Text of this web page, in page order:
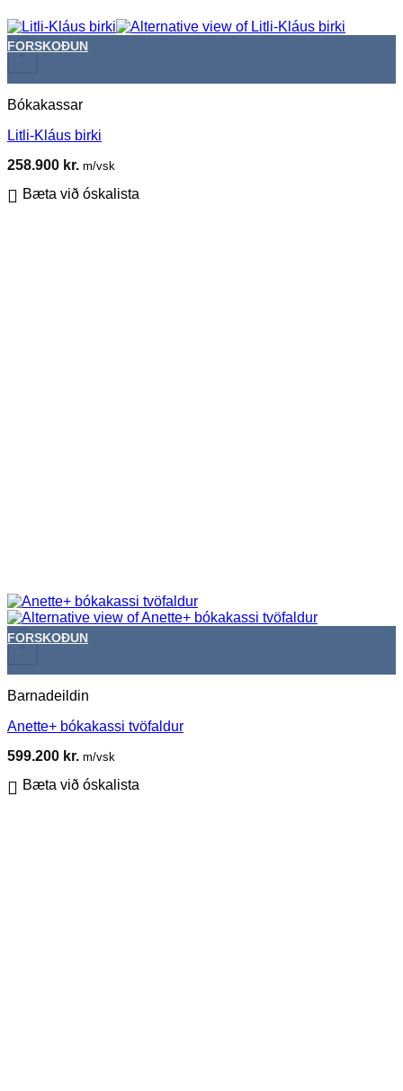
+
FORSKOÐUN
Bókakassar
Litli-Kláus birki
258.900 kr. m/vsk
Bæta við óskalista
+
FORSKOÐUN
Barnadeildin
Anette+ bókakassi tvöfaldur
599.200 kr. m/vsk
Bæta við óskalista